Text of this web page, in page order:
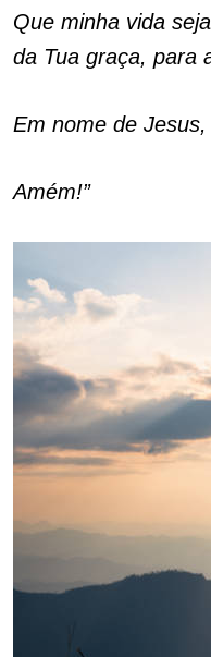
Que minha vida
da Tua graça, para
Em nome de
Amém!”